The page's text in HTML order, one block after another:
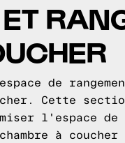
de
Cette
l'espace de
à